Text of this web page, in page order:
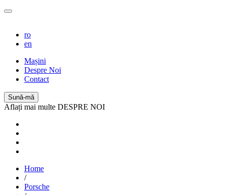
ro
en
Mașini
Despre Noi
Contact
Sună-mă
Aflați mai multe DESPRE NOI
Home
/
Porsche